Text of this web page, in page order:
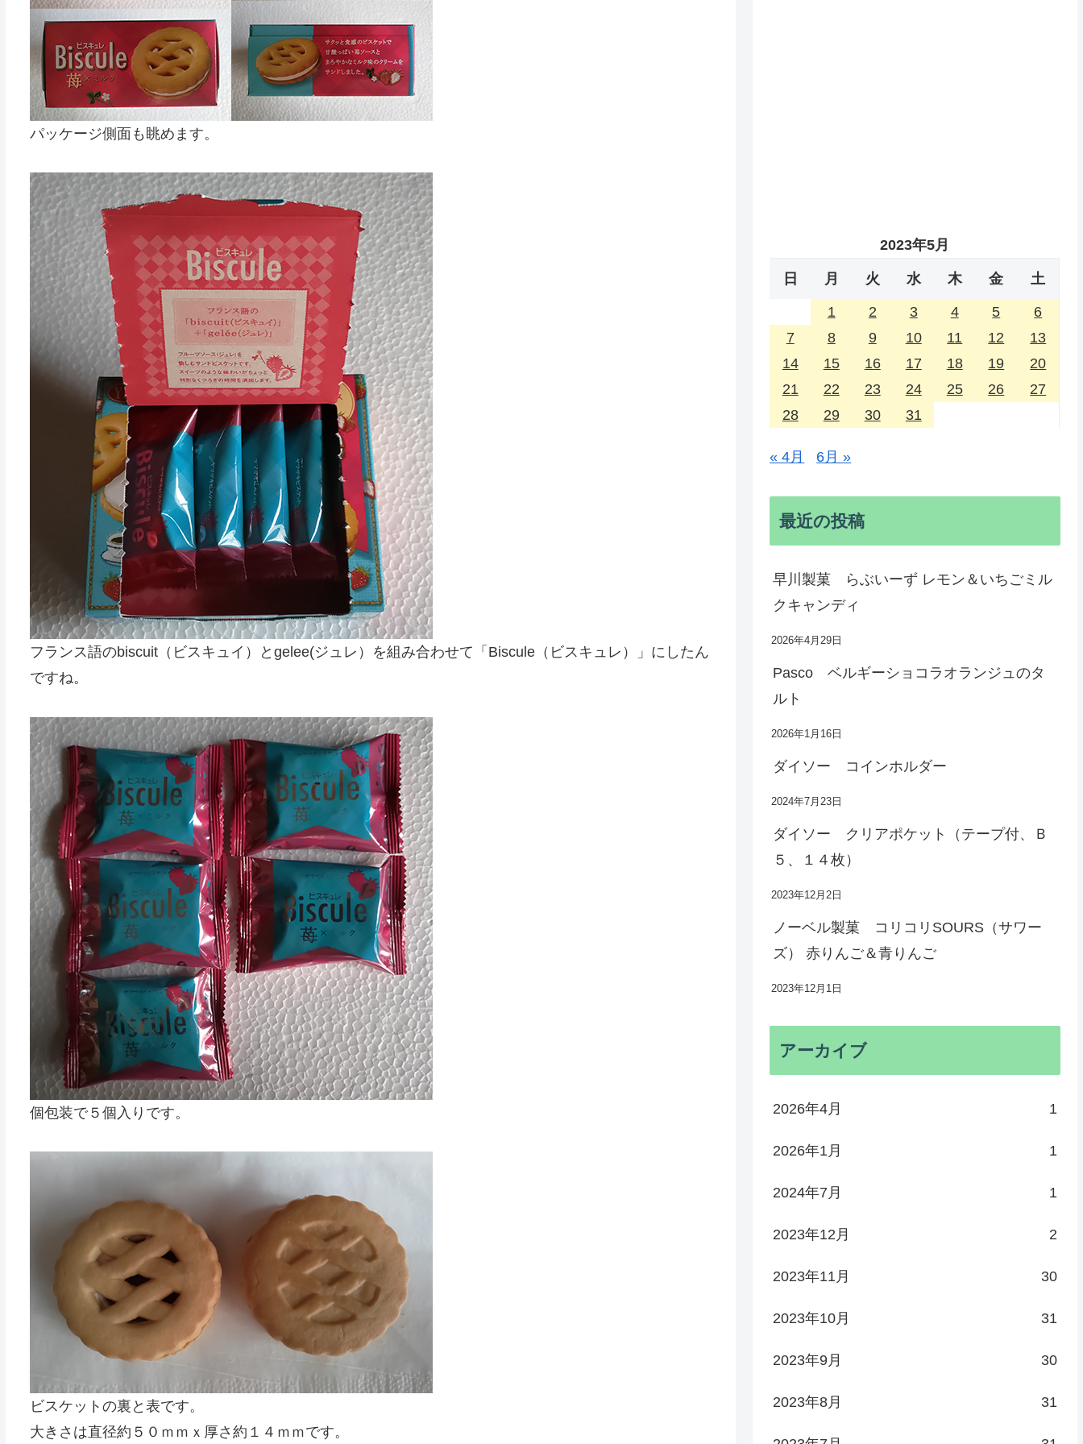
パッケージ側面も眺めます。
フランス語のbiscuit（ビスキュイ）とgelee(ジュレ）を組み合わせて「Biscule（ビスキュレ）」にしたん
ですね。
個包装で５個入りです。
ビスケットの裏と表です。
大きさは直径約５０ｍｍｘ厚さ約１４ｍｍです。
2023年5月
日 月 火 水 木 金 土
1 2 3 4 5
6
7
8 9 10 11 12
13
14
15 16 17 18 19
20
21
22 23 24 25 26
27
28
29 30 31
« 4月 6月 »
最近の投稿
早川製菓 らぶいーず レモン＆いちごミル
クキャンディ
2026年4月29日
Pasco ベルギーショコラオランジュのタ
ルト
2026年1月16日
ダイソー コインホルダー
2024年7月23日
ダイソー クリアポケット（テープ付、Ｂ
５、１４枚）
2023年12月2日
ノーベル製菓 コリコリSOURS（サワー
ズ） 赤りんご＆青りんご
2023年12月1日
アーカイブ
2026年4月 1
2026年1月 1
2024年7月 1
2023年12月 2
2023年11月 30
2023年10月 31
2023年9月 30
2023年8月 31